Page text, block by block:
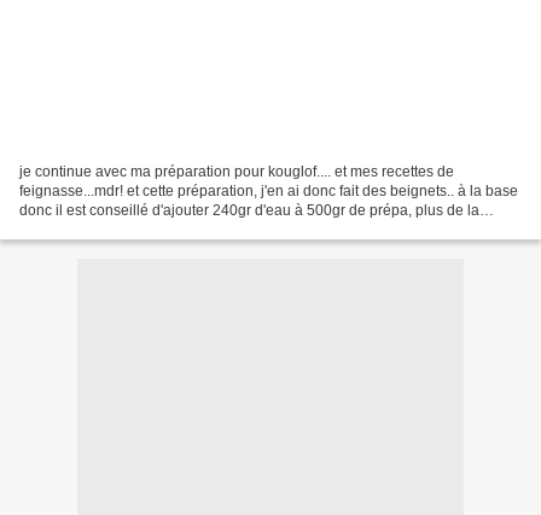
je continue avec ma préparation pour kouglof.... et mes recettes de
feignasse...mdr! et cette préparation, j'en ai donc fait des beignets.. à la base
donc il est conseillé d'ajouter 240gr d'eau à 500gr de prépa, plus de la